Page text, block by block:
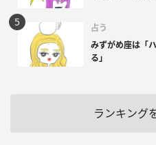
占う
みずがめ座は「
る」
ランキング